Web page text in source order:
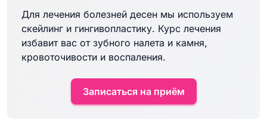
Для лечения болезней десен мы используем
скейлинг и гингивопластику. Курс лечения
избавит вас от зубного налета и камня,
кровоточивости и воспаления.
Записаться на приём